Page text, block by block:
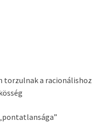
torzulnak a racionálishoz